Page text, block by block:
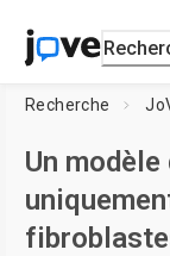
Recherche
Un